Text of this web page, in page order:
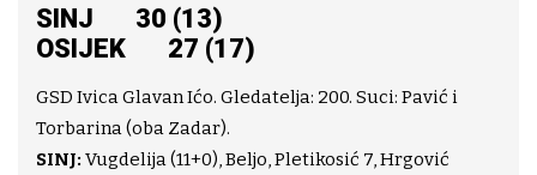
SINJ 30 (13)
OSIJEK 27 (17)
GSD Ivica Glavan Ićo. Gledatelja: 200. Suci: Pavić i
Torbarina (oba Zadar).
SINJ: Vugdelija (11+0), Beljo, Pletikosić 7, Hrgović